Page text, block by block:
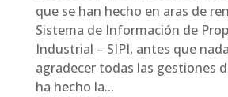
que se han hecho en aras de
Sistema de Información de
Industrial – SIPI, antes que
agradecer todas las gestiones
ha hecho la...